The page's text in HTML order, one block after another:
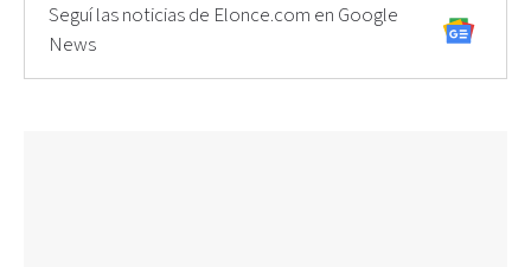
Seguí las noticias de Elonce.com en Google
News